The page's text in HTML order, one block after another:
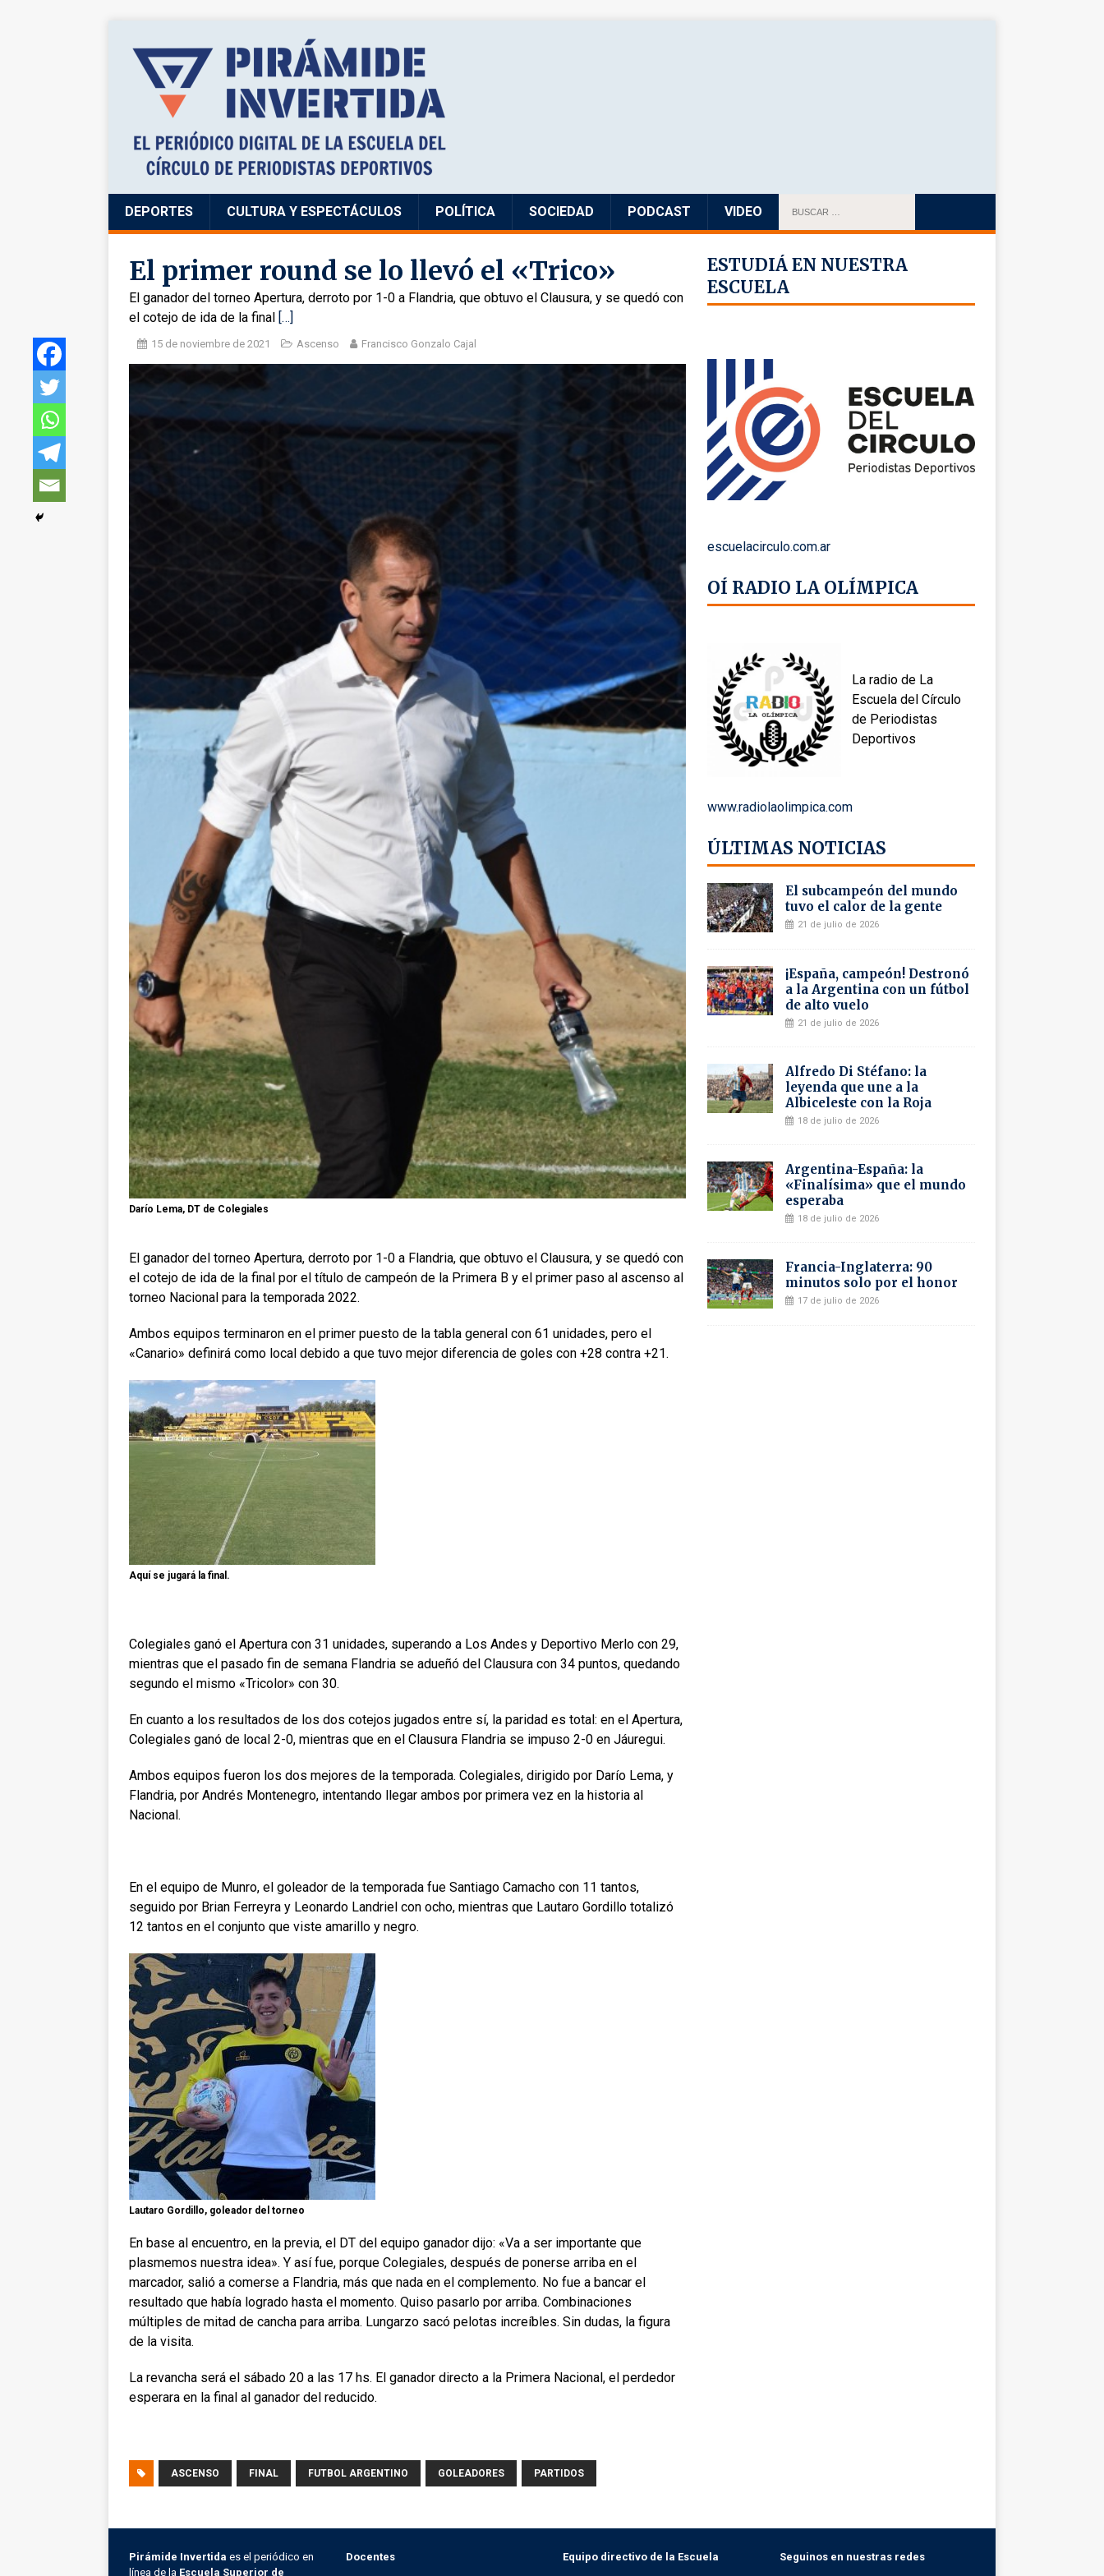
DEPORTES CULTURA Y ESPECTÁCULOS POLÍTICA SOCIEDAD PODCAST VIDEO
El primer round se lo llevó el «Trico»
El ganador del torneo Apertura, derroto por 1-0 a Flandria, que obtuvo el Clausura, y se quedó con
el cotejo de ida de la final […]
15 de noviembre de 2021 Ascenso Francisco Gonzalo Cajal
Darío Lema, DT de Colegiales
El ganador del torneo Apertura, derroto por 1-0 a Flandria, que obtuvo el Clausura, y se quedó con
el cotejo de ida de la final por el título de campeón de la Primera B y el primer paso al ascenso al
torneo Nacional para la temporada 2022.
Ambos equipos terminaron en el primer puesto de la tabla general con 61 unidades, pero el
«Canario» definirá como local debido a que tuvo mejor diferencia de goles con +28 contra +21.
Aquí se jugará la final.
Colegiales ganó el Apertura con 31 unidades, superando a Los Andes y Deportivo Merlo con 29,
mientras que el pasado fin de semana Flandria se adueñó del Clausura con 34 puntos, quedando
segundo el mismo «Tricolor» con 30.
En cuanto a los resultados de los dos cotejos jugados entre sí, la paridad es total: en el Apertura,
Colegiales ganó de local 2-0, mientras que en el Clausura Flandria se impuso 2-0 en Jáuregui.
Ambos equipos fueron los dos mejores de la temporada. Colegiales, dirigido por Darío Lema, y
Flandria, por Andrés Montenegro, intentando llegar ambos por primera vez en la historia al
Nacional.
En el equipo de Munro, el goleador de la temporada fue Santiago Camacho con 11 tantos,
seguido por Brian Ferreyra y Leonardo Landriel con ocho, mientras que Lautaro Gordillo totalizó
12 tantos en el conjunto que viste amarillo y negro.
Lautaro Gordillo, goleador del torneo
En base al encuentro, en la previa, el DT del equipo ganador dijo: «Va a ser importante que
plasmemos nuestra idea». Y así fue, porque Colegiales, después de ponerse arriba en el
marcador, salió a comerse a Flandria, más que nada en el complemento. No fue a bancar el
resultado que había logrado hasta el momento. Quiso pasarlo por arriba. Combinaciones
múltiples de mitad de cancha para arriba. Lungarzo sacó pelotas increíbles. Sin dudas, la figura
de la visita.
La revancha será el sábado 20 a las 17 hs. El ganador directo a la Primera Nacional, el perdedor
esperara en la final al ganador del reducido.
ASCENSO FINAL FUTBOL ARGENTINO GOLEADORES PARTIDOS
ESTUDIÁ EN NUESTRA
ESCUELA
escuelacirculo.com.ar
OÍ RADIO LA OLÍMPICA
La radio de La
Escuela del Círculo
de Periodistas
Deportivos
www.radiolaolimpica.com
ÚLTIMAS NOTICIAS
El subcampeón del mundo
tuvo el calor de la gente
21 de julio de 2026
¡España, campeón! Destronó
a la Argentina con un fútbol
de alto vuelo
21 de julio de 2026
Alfredo Di Stéfano: la
leyenda que une a la
Albiceleste con la Roja
18 de julio de 2026
Argentina-España: la
«Finalísima» que el mundo
esperaba
18 de julio de 2026
Francia-Inglaterra: 90
minutos solo por el honor
17 de julio de 2026
Pirámide Invertida es el periódico en
línea de la Escuela Superior de
Docentes Equipo directivo de la Escuela Seguinos en nuestras redes